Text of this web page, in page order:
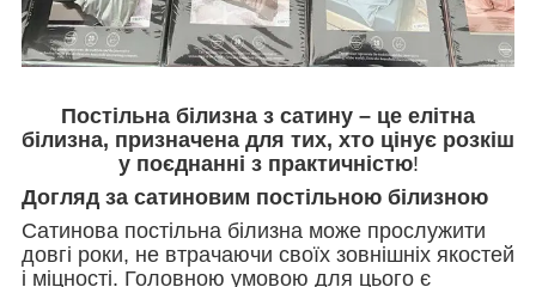
Постільна білизна з сатину – це елітна
білизна, призначена для тих, хто цінує розкіш
у поєднанні з практичністю!
Догляд за сатиновим постільною білизною
Сатинова постільна білизна може прослужити
довгі роки, не втрачаючи своїх зовнішніх якостей
і міцності. Головною умовою для цього є